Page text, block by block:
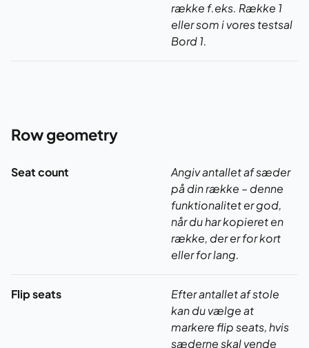
række f.eks. Række 1
eller som i vores testsal
Bord 1.
Row geometry
Seat count
Angiv antallet af sæder
på din række – denne
funktionalitet er god,
når du har kopieret en
række, der er for kort
eller for lang.
Flip seats
Efter antallet af stole
kan du vælge at
markere flip seats, hvis
sæderne skal vende